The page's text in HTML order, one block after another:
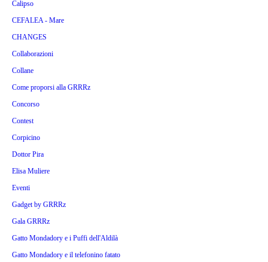
Calipso
CEFALEA - Mare
CHANGES
Collaborazioni
Collane
Come proporsi alla GRRRz
Concorso
Contest
Corpicino
Dottor Pira
Elisa Muliere
Eventi
Gadget by GRRRz
Gala GRRRz
Gatto Mondadory e i Puffi dell'Aldilà
Gatto Mondadory e il telefonino fatato